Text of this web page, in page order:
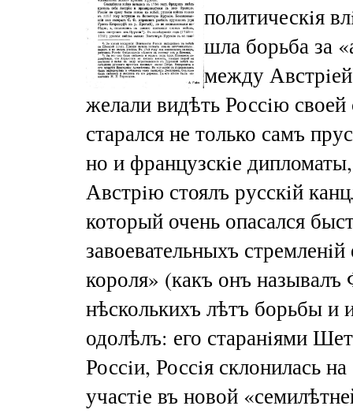
политическiя
шла борьба за
между
желали видѣть Россiю
старался не только самъ
но и французскiе
Австрiю стоялъ русскiй
который очень опасался
завоевательныхъ
короля» (какъ онъ
нѣсколькихъ лѣтъ борьбы и
одолѣлъ: его старанiями
Россiи, Россiя склонилась
участiе въ новой